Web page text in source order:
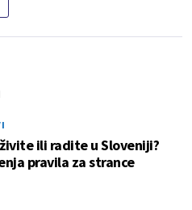
ili radite u Sloveniji?
pravila za strance